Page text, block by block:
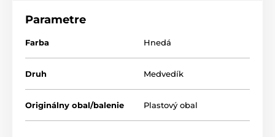
Spĺňa schválenia
Parametre
Farba Hnedá
Druh Medvedík
Originálny obal/balenie Plastový obal